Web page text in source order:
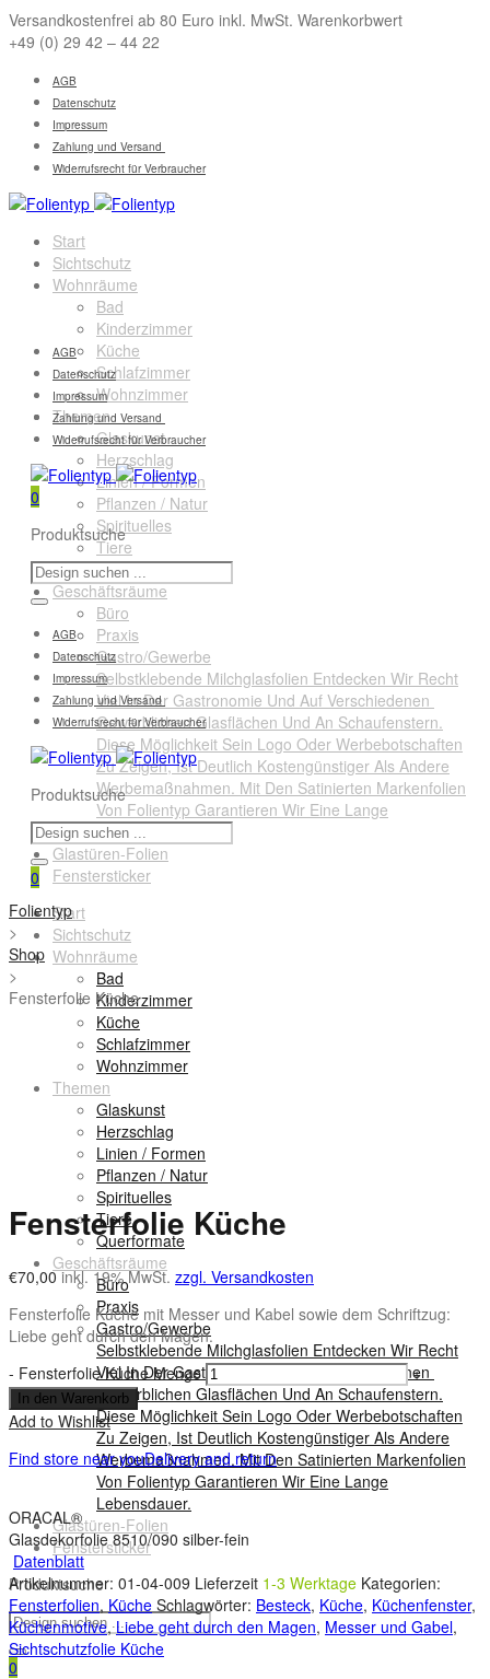
Versandkostenfrei ab 80 Euro inkl. MwSt. Warenkorbwert
+49 (0) 29 42 – 44 22
AGB
Datenschutz
Impressum
Zahlung und Versand
Widerrufsrecht für Verbraucher
Start
Sichtschutz
Wohnräume
Bad
Kinderzimmer
Küche
Schlafzimmer
Wohnzimmer
Themen
Glaskunst
Herzschlag
Linien / Formen
Pflanzen / Natur
Spirituelles
Tiere
Querformate
Geschäftsräume
Büro
Praxis
Gastro/Gewerbe
Selbstklebende Milchglasfolien Entdecken Wir Recht
Viel In Der Gastronomie Und Auf Verschiedenen
Gewerblichen Glasflächen Und An Schaufenstern.
Diese Möglichkeit Sein Logo Oder Werbebotschaften
Zu Zeigen, Ist Deutlich Kostengünstiger Als Andere
Werbemaßnahmen. Mit Den Satinierten Markenfolien
Von Folientyp Garantieren Wir Eine Lange
Lebensdauer.
Glastüren-Folien
Fenstersticker
Start
Sichtschutz
Wohnräume
Bad
Kinderzimmer
Küche
Schlafzimmer
Wohnzimmer
Themen
Glaskunst
Herzschlag
Linien / Formen
Pflanzen / Natur
Spirituelles
Tiere
Querformate
Geschäftsräume
Büro
Praxis
Gastro/Gewerbe
Selbstklebende Milchglasfolien Entdecken Wir Recht
Viel In Der Gastronomie Und Auf Verschiedenen
Gewerblichen Glasflächen Und An Schaufenstern.
Diese Möglichkeit Sein Logo Oder Werbebotschaften
Zu Zeigen, Ist Deutlich Kostengünstiger Als Andere
Werbemaßnahmen. Mit Den Satinierten Markenfolien
Von Folientyp Garantieren Wir Eine Lange
Lebensdauer.
Glastüren-Folien
Fenstersticker
Produktsuche
0
AGB
Datenschutz
Impressum
Zahlung und Versand
Widerrufsrecht für Verbraucher
0
Produktsuche
AGB
Datenschutz
Impressum
Zahlung und Versand
Widerrufsrecht für Verbraucher
Produktsuche
0
Folientyp
>
Shop
>
Fensterfolie Küche
Fensterfolie Küche
€70,00 inkl. 19% MwSt. zzgl. Versandkosten
Fensterfolie Küche mit Messer und Kabel sowie dem Schriftzug:
Liebe geht durch den Magen.
- Fensterfolie Küche Menge +
In den Warenkorb
Add to Wishlist
Find store near youDelivery and return
ORACAL®
Glasdekorfolie 8510/090 silber-fein
Datenblatt
Artikelnummer: 01-04-009 Lieferzeit 1-3 Werktage Kategorien:
Fensterfolien, Küche Schlagwörter: Besteck, Küche, Küchenfenster,
Küchenmotive,Liebe geht durch den Magen, Messer und Gabel,
Sichtschutzfolie Küche